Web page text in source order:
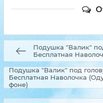
Подушка "Валик"
Бесплатная
Подушка "Валик" под
Бесплатная Наволочка
фоне)